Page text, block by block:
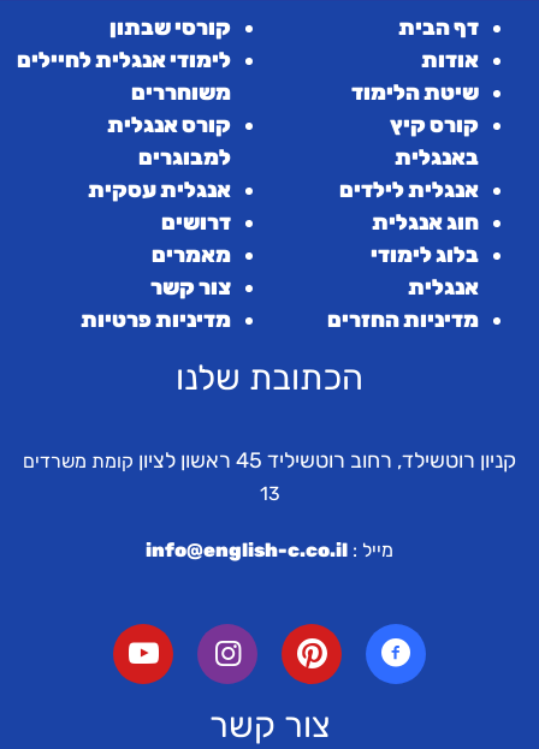
דף הבית
אודות
שיטת הלימוד
קורס קיץ
באנגלית
אנגלית לילדים
חוג אנגלית
בלוג לימודי
אנגלית
מדיניות החזרים
קורסי שבתון
לימודי אנגלית לחיילים
משוחררים
קורס אנגלית
למבוגרים
אנגלית עסקית
דרושים
מאמרים
צור קשר
מדיניות פרטיות
הכתובת שלנו
קניון רוטשילד, רחוב רוטשיליד 45 ראשון לציון
קומת משרדים
13
מייל : info@english-c.co.il
צור קשר